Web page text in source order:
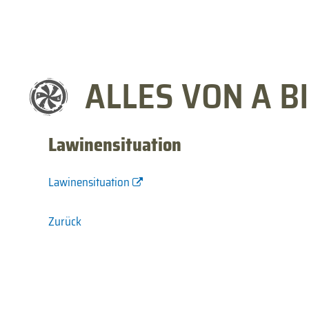
ALLES VON A
Lawinensituation
Lawinensituation
Zurück